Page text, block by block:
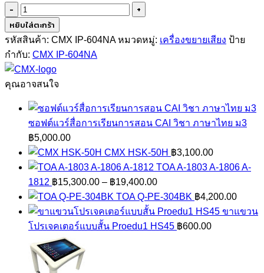
จำนวน
CMX
IP-
604NA
ชิ้น
หยิบใส่ตะกร้า
รหัสสินค้า: CMX IP-604NA หมวดหมู่: เครื่องขยายเสียง ป้าย
กำกับ: CMX IP-604NA
คุณอาจสนใจ
ซอฟต์แวร์สื่อการเรียนการสอน CAI วิชา ภาษาไทย ม3
฿5,000.00
CMX HSK-50H ฿3,100.00
TOA A-1803 A-1806 A-
1812 ฿15,300.00 – ฿19,400.00Price
range:
฿15,300.00
through
TOA Q-PE-304BK ฿4,200.00
ขาแขวน
โปรเจคเตอร์แบบสั้น Proedu1 HS45 ฿600.00